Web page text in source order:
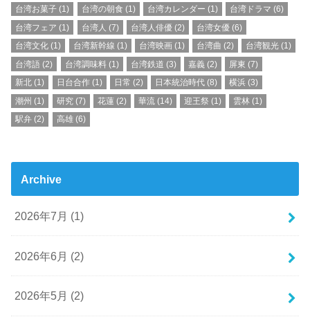
台湾お菓子 (1) 台湾の朝食 (1) 台湾カレンダー (1) 台湾ドラマ (6)
台湾フェア (1) 台湾人 (7) 台湾人俳優(2) 台湾女優 (6)
台湾文化 (1) 台湾新幹線 (1) 台湾映画(1) 台湾曲 (2) 台湾観光 (1)
台湾語 (2) 台湾調味料 (1) 台湾鉄道 (3) 嘉義 (2) 屏東 (7)
新北 (1) 日台合作 (1) 日常 (2) 日本統治時代 (8) 横浜 (3)
潮州 (1) 研究(7) 花蓮(2) 華流 (14) 迎王祭 (1) 雲林 (1)
駅弁 (2) 高雄(6)
Archive
2026年7月 (1)
2026年6月 (2)
2026年5月 (2)